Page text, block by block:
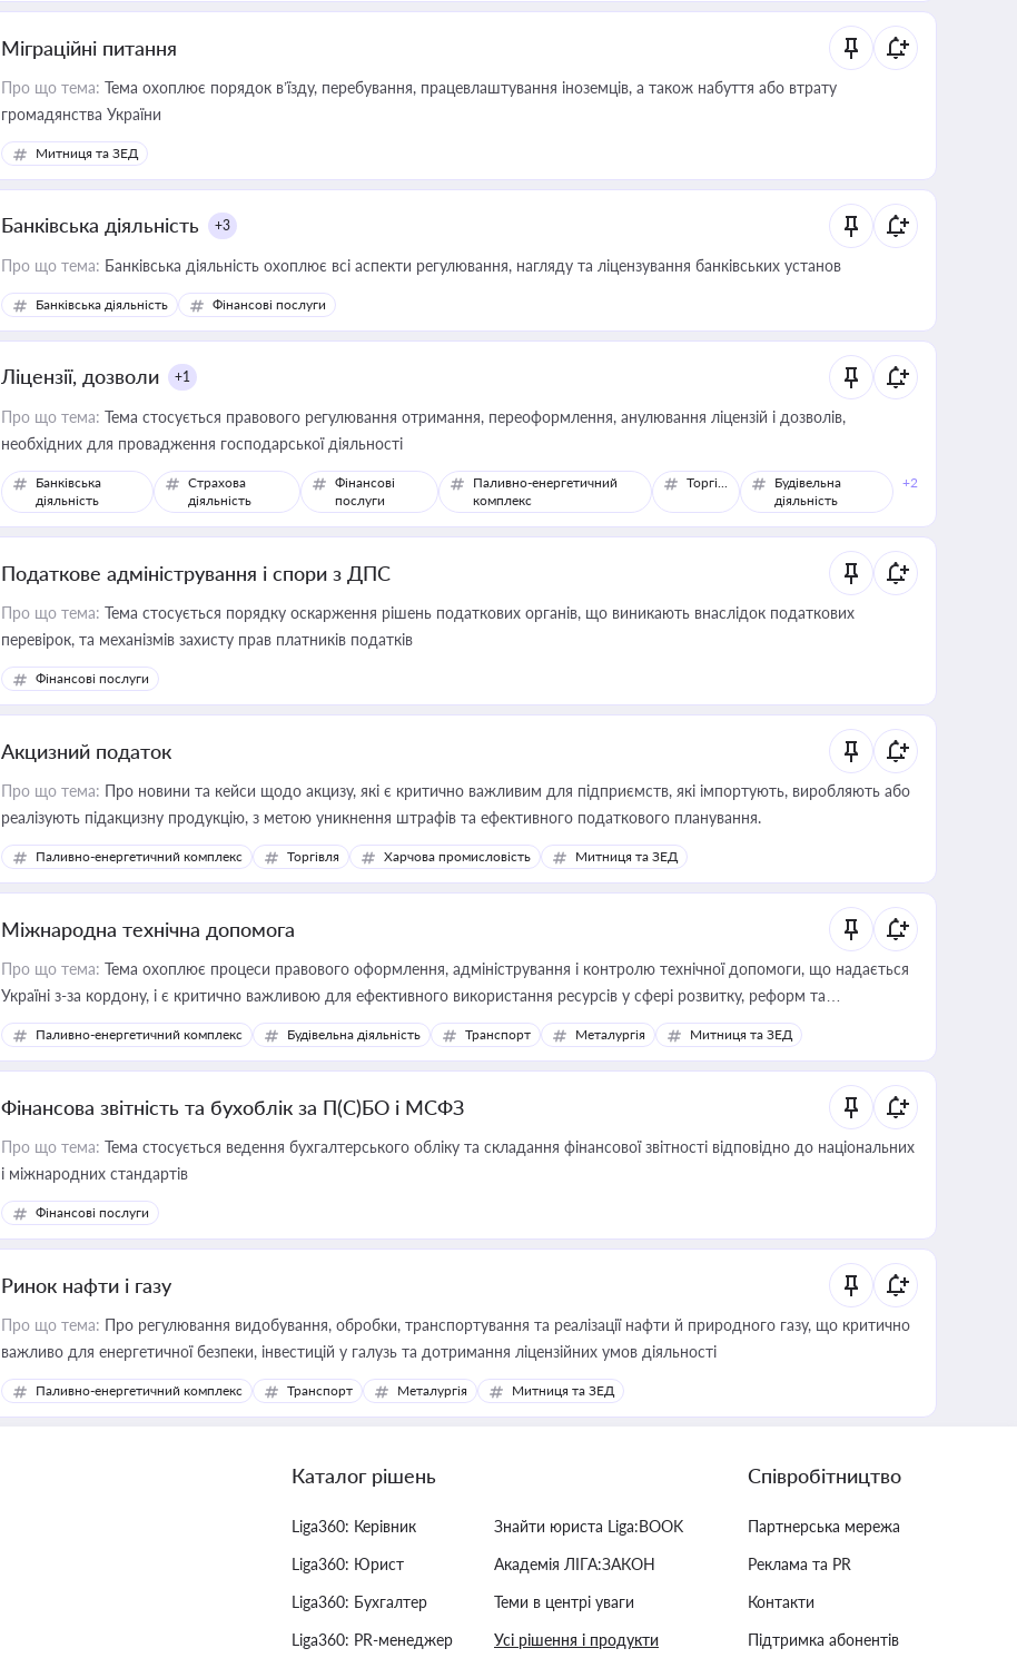
Міграційні питання
Про що тема: Тема охоплює порядок в’їзду, перебування, працевлаштування іноземців, а також набуття або втрату
громадянства України
Митниця та ЗЕД
Банківська діяльність +3
Про що тема: Банківська діяльність охоплює всі аспекти регулювання, нагляду та ліцензування банківських установ
Банківська діяльність Фінансові послуги
Ліцензії, дозволи +1
Про що тема: Тема стосується правового регулювання отримання, переоформлення, анулювання ліцензій і дозволів,
необхідних для провадження господарської діяльності
Банківська
діяльність
Страхова
діяльність
Фінансові
послуги
Паливно-енергетичний
комплекс
Торгівля
Будівельна
діяльність
+2
Податкове адміністрування і спори з ДПС
Про що тема: Тема стосується порядку оскарження рішень податкових органів, що виникають внаслідок податкових
перевірок, та механізмів захисту прав платників податків
Фінансові послуги
Акцизний податок
Про що тема: Про новини та кейси щодо акцизу, які є критично важливим для підприємств, які імпортують, виробляють або
реалізують підакцизну продукцію, з метою уникнення штрафів та ефективного податкового планування.
Паливно-енергетичний комплекс Торгівля Харчова промисловість Митниця та ЗЕД
Міжнародна технічна допомога
Про що тема: Тема охоплює процеси правового оформлення, адміністрування і контролю технічної допомоги, що надається
Україні з-за кордону, і є критично важливою для ефективного використання ресурсів у сфері розвитку, реформ та
інфраструктурних проєктів
Паливно-енергетичний комплекс Будівельна діяльність Транспорт Металургія Митниця та ЗЕД
Фінансова звітність та бухоблік за П(С)БО і МСФЗ
Про що тема: Тема стосується ведення бухгалтерського обліку та складання фінансової звітності відповідно до національних
і міжнародних стандартів
Фінансові послуги
Ринок нафти і газу
Про що тема: Про регулювання видобування, обробки, транспортування та реалізації нафти й природного газу, що критично
важливо для енергетичної безпеки, інвестицій у галузь та дотримання ліцензійних умов діяльності
Паливно-енергетичний комплекс Транспорт Металургія Митниця та ЗЕД
Каталог рішень
Liga360: Керівник
Liga360: Юрист
Liga360: Бухгалтер
Liga360: PR-менеджер
Знайти юриста Liga:BOOK
Академія ЛІГА:ЗАКОН
Теми в центрі уваги
Усі рішення і продукти
Співробітництво
Партнерська мережа
Реклама та PR
Контакти
Підтримка абонентів